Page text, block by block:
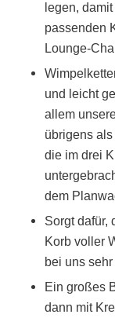
legen,
passenden
Lounge-
und leicht
allem
übrigens
die im drei
dem
Sorgt dafür,
Korb voller
bei uns
Ein großes
dann mit